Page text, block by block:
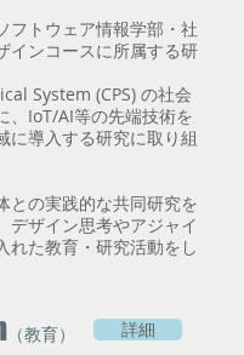
フトウェア情報学部・社
インコースに所属する研
System (CPS) の社会
、IoT/AI等の先端技術を
に導入する研究に取り組
との実践的な共同研究を
デザイン思考やアジャイ
れた教育・研究活動をし
（教育） 詳細